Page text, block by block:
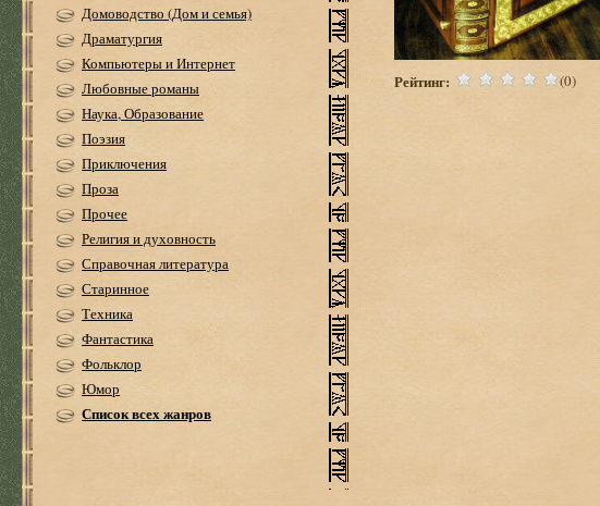
Домоводство (Дом и семья)
Драматургия
Компьютеры и Интернет
Любовные романы
Наука, Образование
Поэзия
Приключения
Проза
Прочее
Религия и духовность
Справочная литература
Старинное
Техника
Фантастика
Фольклор
Юмор
Список всех жанров
Рейтинг: (0)